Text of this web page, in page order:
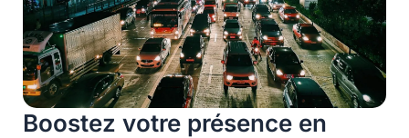
Boostez votre présence en